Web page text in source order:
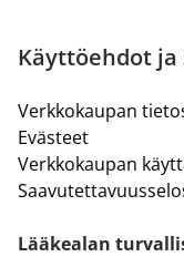
Käyttöehdot
Verkkokaupan
Evästeet
Verkkokaupan
Lääkealan